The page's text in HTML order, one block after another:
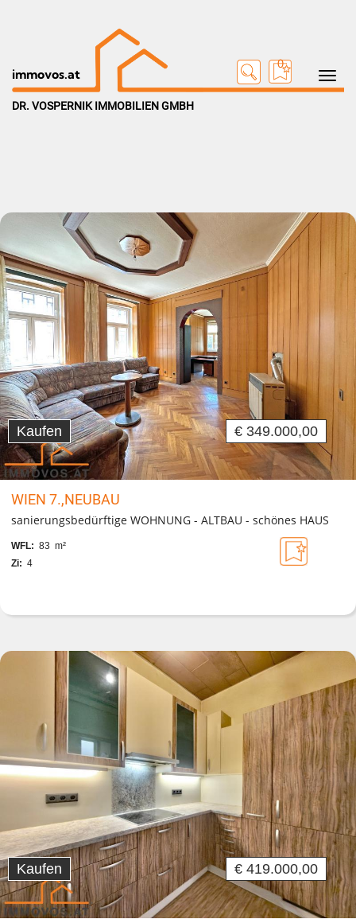
Toggle
immovos.at
0
DR. VOSPERNIK IMMOBILIEN GMBH
Kaufen € 349.000,00
WIEN 7.,NEUBAU
sanierungsbedürftige WOHNUNG - ALTBAU - schönes HAUS
WFL: 83 m²
Zi: 4
Kaufen € 419.000,00